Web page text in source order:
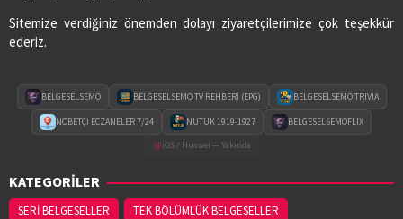
Sitemize verdiğiniz önemden dolayı ziyaretçilerimize çok teşekkür
ederiz.
BELGESELSEMO BELGESELSEMO TV REHBERİ (EPG) BELGESELSEMO TRIVIA
NÖBETÇİ ECZANELER 7/24 NUTUK 1919-1927
BELGESELSEMOFLIX
iOS / Huawei — Yakında
KATEGORİLER
SERİ BELGESELLER
TEK BÖLÜMLÜK BELGESELLER